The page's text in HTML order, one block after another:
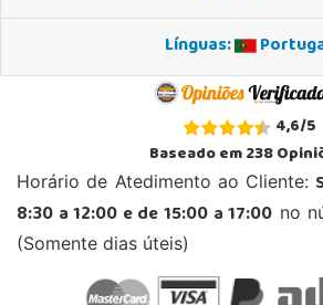
Línguas:
4,6/5
Baseado em238
Horário de Atedimento ao Cliente:
8:30 a 12:00 e de 15:00 a 17:00 no
(Somente dias úteis)